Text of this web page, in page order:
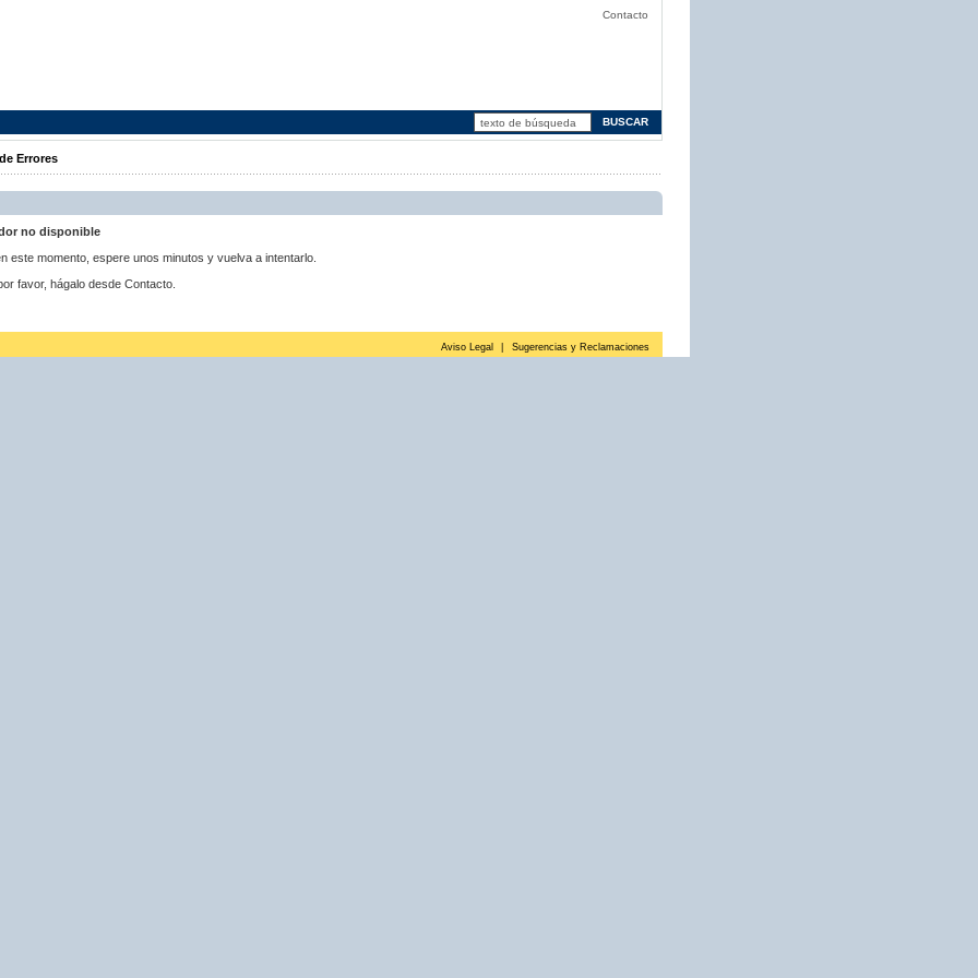
Contacto
Errores
no disponible
este momento, espere unos minutos y vuelva a intentarlo.
favor, hágalo desde Contacto.
Aviso Legal Sugerencias y Reclamaciones